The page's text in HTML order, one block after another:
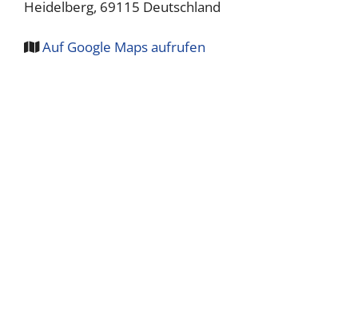
Heidelberg, 69115 Deutschland
Auf Google Maps aufrufen